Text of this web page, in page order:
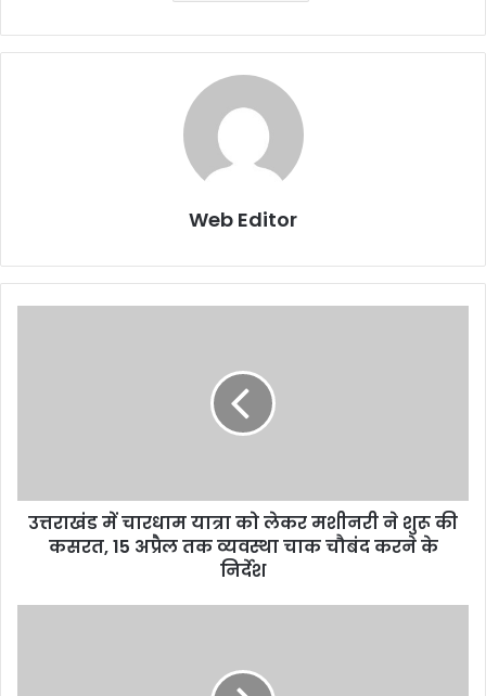
Web Editor
उत्तराखंड में चारधाम यात्रा को लेकर मशीनरी ने शुरू की
कसरत, 15 अप्रैल तक व्यवस्था चाक चौबंद करने के
निर्देश